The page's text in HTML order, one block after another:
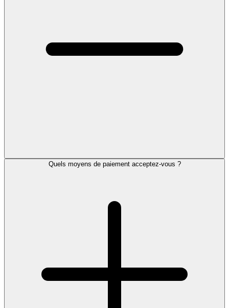
Quels moyens de paiement acceptez-vous ?